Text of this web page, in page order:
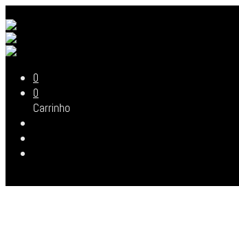
0
0
Carrinho